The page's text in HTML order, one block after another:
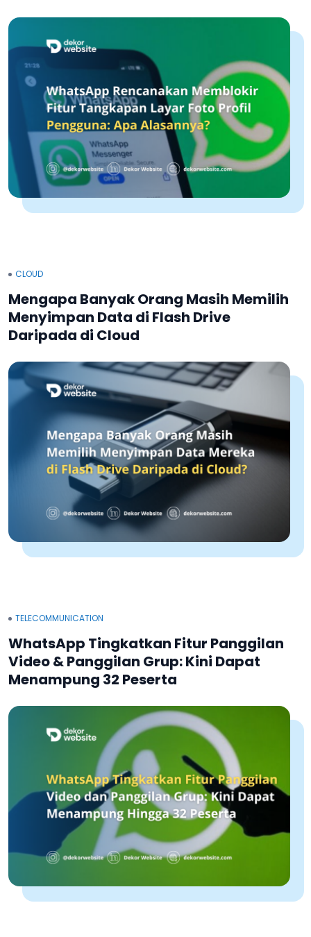
CLOUD
Mengapa Banyak Orang Masih Memilih
Menyimpan Data di Flash Drive
Daripada di Cloud
TELECOMMUNICATION
WhatsApp Tingkatkan Fitur Panggilan
Video & Panggilan Grup: Kini Dapat
Menampung 32 Peserta